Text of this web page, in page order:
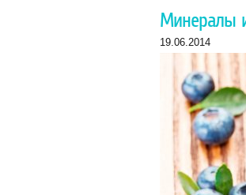
Минералы
19.06.2014